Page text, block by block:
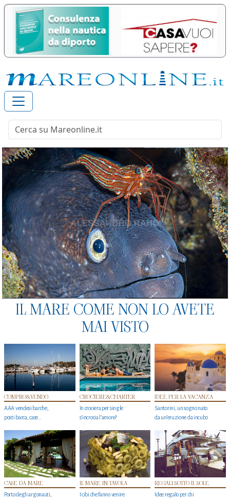
IL MARE COME NON LO AVETE
MAI VISTO
COMPRO&VENDO
AAA vendesi barche,
posti barca, case…
CROCIERE&CHARTER
In crociera per single
s'incrocia l’amore?
IDEE PER LA VACANZA
Santorini, un sogno nato
da un’eruzione da incubo
CASE DA MARE
Porto degli argonauti,
IL MARE IN TAVOLA
I cibi che fanno venire
REGALI SOTTO IL SOLE
Idee regalo per chi